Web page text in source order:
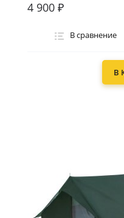
4 900 ₽
В сравнение
В